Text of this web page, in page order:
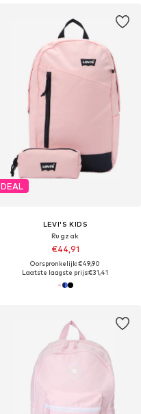
DEAL
LEVI'S KIDS
Rugzak
€44,91
Oorspronkelijk: €49,90
Laatste laagste prijs:€31,41